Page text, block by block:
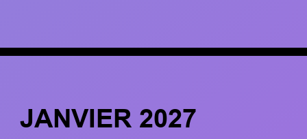
JANVIER 2027